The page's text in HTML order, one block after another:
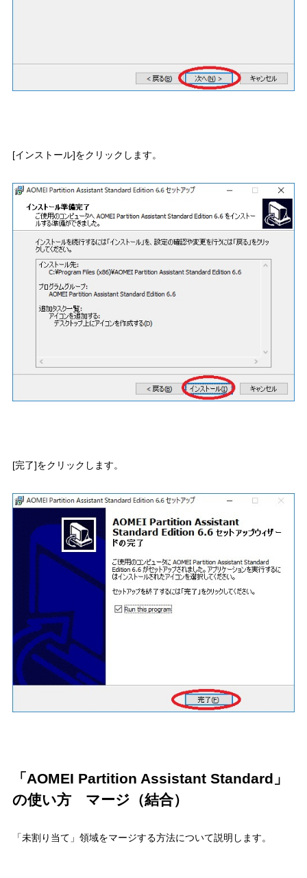
[インストール]をクリックします。
[完了]をクリックします。
「AOMEI Partition Assistant Standard」
の使い方 マージ（結合）
「未割り当て」領域をマージする方法について説明します。